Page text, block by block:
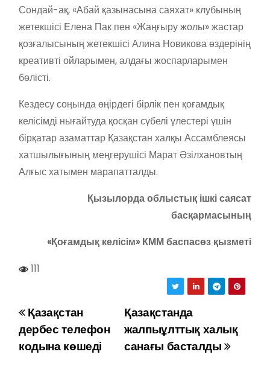
Сондай-ақ, «Абай қазынасына саяхат» клубының
жетекшісі Елена Пак пен «Жаңғыру жолы» жастар
қозғалысының жетекшісі Алина Новикова өздерінің
креативті ойларымен, алдағы жоспарларымен
бөлісті.
Кездесу соңында өңірдегі бірлік пен қоғамдық
келісімді нығайтуда қосқан сүбелі үлестері үшін
бірқатар азаматтар Қазақстан халқы Ассамблеясы
хатшылығының меңгерушісі Марат Әзілхановтың
Алғыс хатымен марапатталды.
Қызылорда облыстық ішкі саясат
басқармасының
«Қоғамдық келісім» КММ баспасөз қызметі
111
Н
а
Қазақстанда
жалпыұлттық халық
санағы басталды
Қазақстан
дербес телефон
кодына көшеді